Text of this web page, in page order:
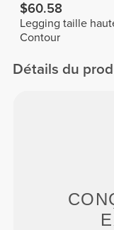
$60.58
Legging taille
Contour
Détails du